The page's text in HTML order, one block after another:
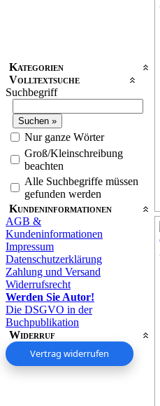
Kategorien
Volltextsuche
Suchbegriff
Nur ganze Wörter
Groß/Kleinschreibung
beachten
Alle Suchbegriffe müssen
gefunden werden
Kundeninformationen
AGB &
Kundeninformationen
Impressum
Datenschutzerklärung
Zahlung und Versand
Widerrufsrecht
Werden Sie Autor!
Die DSGVO in der
Buchpublikation
Widerruf
Vertrag widerrufen